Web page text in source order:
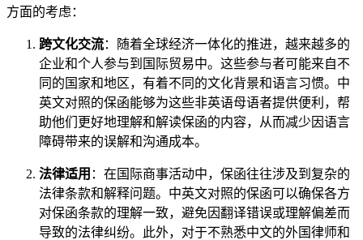
方面的考虑：
跨文化交流：随着全球经济一体化的推进，越来越多的
企业和个人参与到国际贸易中。这些参与者可能来自不
同的国家和地区，有着不同的文化背景和语言习惯。中
英文对照的保函能够为这些非英语母语者提供便利，帮
助他们更好地理解和解读保函的内容，从而减少因语言
障碍带来的误解和沟通成本。
法律适用 ：在国际商事活动中，保函往往涉及到复杂的
法律条款和解释问题。中英文对照的保函可以确保各方
对保函条款的理解一致，避免因翻译错误或理解偏差而
导致的法律纠纷。此外，对于不熟悉中文的外国律师和